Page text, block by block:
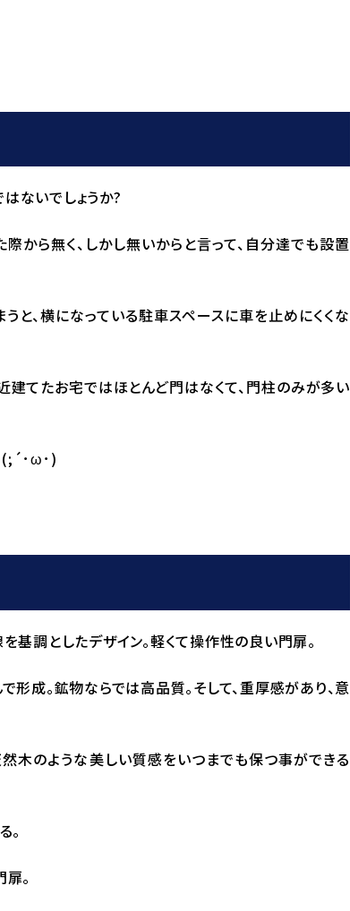
ないでしょうか?
から無く、しかし無いからと言って、自分達でも設置
と、横になっている駐車スペースに車を止めにくくな
建てたお宅ではほとんど門はなくて、門柱のみが多い
(;´･ω･)
基調としたデザイン。軽くて操作性の良い門扉。
成。鉱物ならでは高品質。そして、重厚感があり、意
木のような美しい質感をいつまでも保つ事ができる
。
。